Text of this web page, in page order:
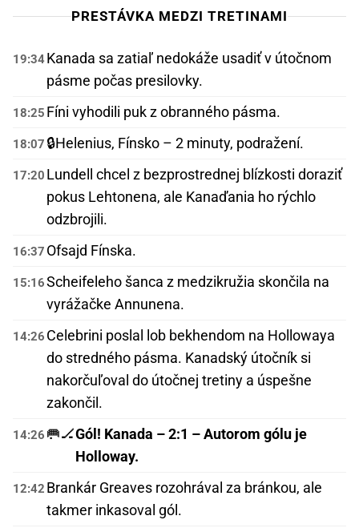
PRESTÁVKA MEDZI TRETINAMI
19:34Kanada sa zatiaľ nedokáže usadiť v útočnom
pásme počas presilovky.
18:25 Fíni vyhodili puk z obranného pásma.
18:07 🔒Helenius, Fínsko – 2 minuty, podražení.
17:20 Lundell chcel z bezprostrednej blízkosti doraziť
pokus Lehtonena, ale Kanaďania ho rýchlo
odzbrojili.
16:37 Ofsajd Fínska.
15:16Scheifeleho šanca z medzikružia skončila na
vyrážačke Annunena.
14:26 Celebrini poslal lob bekhendom na Hollowaya
do stredného pásma. Kanadský útočník si
nakorčuľoval do útočnej tretiny a úspešne
zakončil.
14:26 🥅🏒Gól! Kanada – 2:1 – Autorom gólu je
Holloway.
12:42 Brankár Greaves rozohrával za bránkou, ale
takmer inkasoval gól.